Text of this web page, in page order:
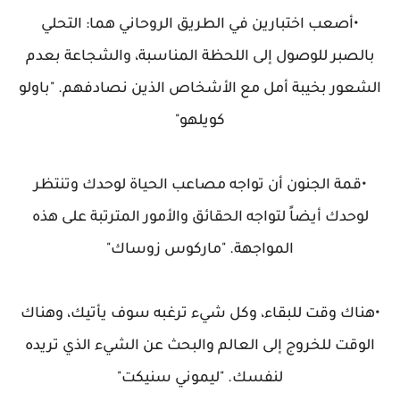
•أصعب اختبارين في الطريق الروحاني هما: التحلي
بالصبر للوصول إلى اللحظة المناسبة، والشجاعة بعدم
الشعور بخيبة أمل مع الأشخاص الذين نصادفهم. "باولو
كويلهو"
•قمة الجنون أن تواجه مصاعب الحياة لوحدك وتنتظر
لوحدك أيضاً لتواجه الحقائق والأمور المترتبة على هذه
المواجهة. "ماركوس زوساك"
•هناك وقت للبقاء، وكل شيء ترغبه سوف يأتيك، وهناك
الوقت للخروج إلى العالم والبحث عن الشيء الذي تريده
لنفسك. "ليموني سنيكت"